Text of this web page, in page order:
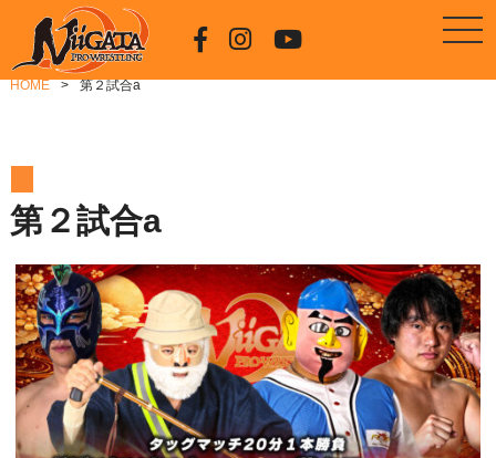
HOME 第２試合a
第２試合a